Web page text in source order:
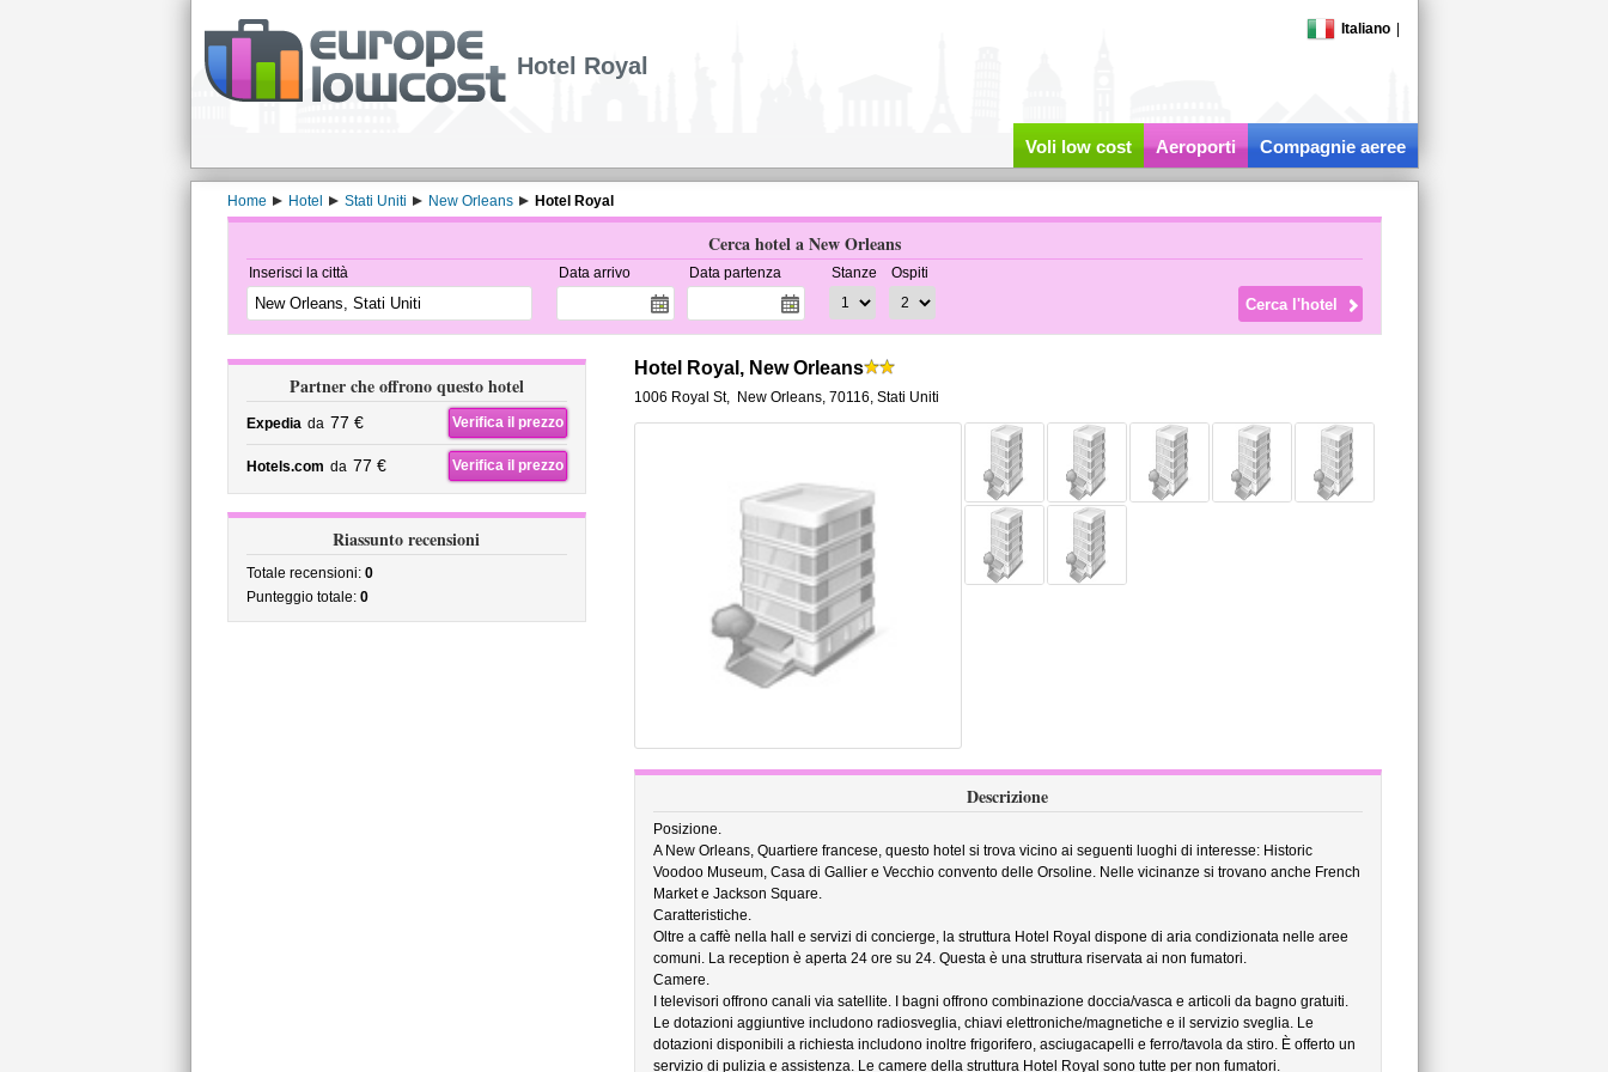
Italiano
Hotel Royal
Voli low cost Aeroporti Compagnie aeree
Home Hotel Stati Uniti New Orleans Hotel Royal
Cerca hotel a New Orleans
Inserisci la città Data arrivo Data partenza Stanze Ospiti
Partner che offrono questo hotel
Expedia da 77 € Verifica il prezzo
Hotels.com da 77 € Verifica il prezzo
Riassunto recensioni
Totale recensioni: 0
Punteggio totale: 0
Hotel Royal, New Orleans
1006 Royal St, New Orleans, 70116, Stati Uniti
Descrizione
Posizione.
A New Orleans, Quartiere francese, questo hotel si trova vicino ai seguenti luoghi di interesse: Historic
Voodoo Museum, Casa di Gallier e Vecchio convento delle Orsoline. Nelle vicinanze si trovano anche French
Market e Jackson Square.
Caratteristiche.
Oltre a caffè nella hall e servizi di concierge, la struttura Hotel Royal dispone di aria condizionata nelle aree
comuni. La reception è aperta 24 ore su 24. Questa è una struttura riservata ai non fumatori.
Camere.
I televisori offrono canali via satellite. I bagni offrono combinazione doccia/vasca e articoli da bagno gratuiti.
Le dotazioni aggiuntive includono radiosveglia, chiavi elettroniche/magnetiche e il servizio sveglia. Le
dotazioni disponibili a richiesta includono inoltre frigorifero, asciugacapelli e ferro/tavola da stiro. È offerto un
servizio di pulizia e assistenza. Le camere della struttura Hotel Royal sono tutte per non fumatori.